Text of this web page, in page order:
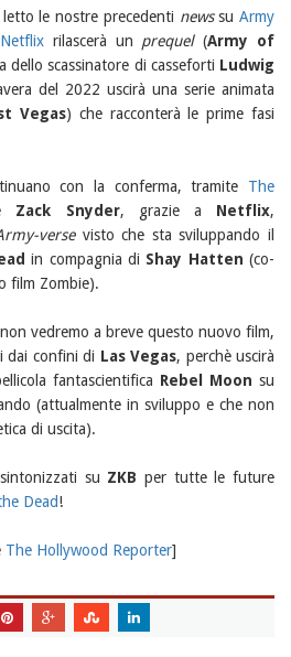
le nostre precedenti newssuArmy
Netflix rilascerà un prequel(Army of
dello scassinatore di casseforti Ludwig
del 2022 uscirà una serie animata
Vegas) che racconterà le prime fasi
con la conferma, tramite The
Zack Snyder, grazie a Netflix,
versevisto che sta sviluppando il
in compagnia di Shay Hatten (co-
film Zombie).
vedremo a breve questo nuovo film,
dai confini di Las Vegas, perchè uscirà
fantascientifica Rebel Moon su
(attualmente in sviluppo e che non
di uscita).
su ZKB per tutte le future
Dead!
The Hollywood Reporter]